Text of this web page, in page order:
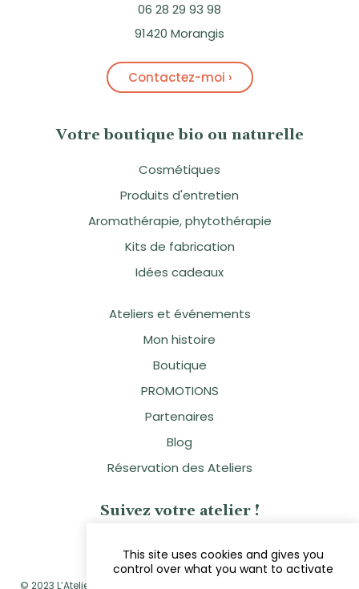
06 28 29 93 98
91420 Morangis
Contactez-moi ›
Votre boutique bio ou naturelle
Cosmétiques
Produits d'entretien
Aromathérapie, phytothérapie
Kits de fabrication
Idées cadeaux
Ateliers et événements
Mon histoire
Boutique
PROMOTIONS
Partenaires
Blog
Réservation des Ateliers
Suivez votre atelier !
© 2023 L’Atelier Naturellement Vôtre - Sandra Clavier - Réalisé par
This site uses cookies and gives you
control over what you want to activate